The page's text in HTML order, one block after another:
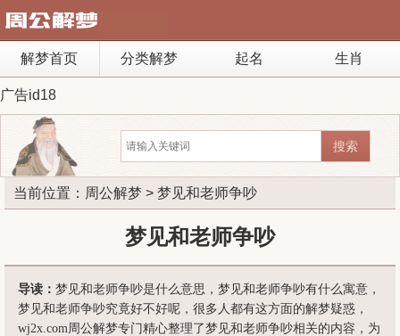
解梦首页 分类解梦 起名 生肖
广告id18
当前位置： 周公解梦 > 梦见和老师争吵
梦见和老师争吵
导读： 梦见和老师争吵是什么意思，梦见和老师争吵有什么寓意，
梦见和老师争吵究竟好不好呢，很多人都有这方面的解梦疑惑，
wj2x.com周公解梦专门精心整理了梦见和老师争吵相关的内容，为